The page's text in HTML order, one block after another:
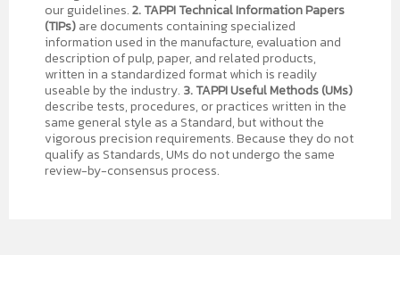
our guidelines.2. TAPPI Technical Information Papers
(TIPs)are documents containing specialized
information used in the manufacture, evaluation and
description of pulp, paper, and related products,
written in a standardized format which is readily
useable by the industry. 3. TAPPI Useful Methods (UMs)
describe tests, procedures, or practices written in the
same general style as a Standard, but without the
vigorous precision requirements. Because they do not
qualify as Standards, UMs do not undergo the same
review-by-consensus process.